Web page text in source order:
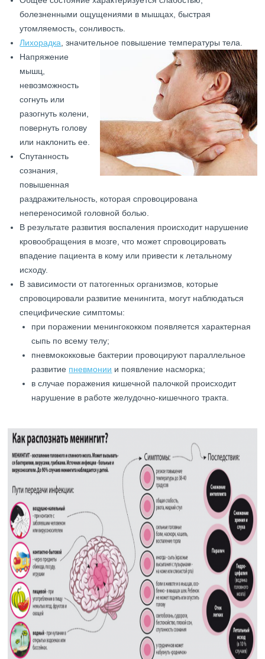
болезненными ощущениями в мышцах, быстрая
утомляемость, сонливость.
Лихорадка, значительное повышение температуры тела.
Напряжение
мышц,
невозможность
согнуть или
разогнуть колени,
повернуть голову
или наклонить ее.
Спутанность
сознания,
повышенная
раздражительность, которая спровоцирована
непереносимой головной болью.
В результате развития воспаления происходит нарушение
кровообращения в мозге, что может спровоцировать
впадение пациента в кому или привести к летальному
исходу.
В зависимости от патогенных организмов, которые
спровоцировали развитие менингита, могут наблюдаться
специфические симптомы:
при поражении менингококком появляется характерная
сыпь по всему телу;
пневмококковые бактерии провоцируют параллельное
развитие пневмонии и появление насморка;
в случае поражения кишечной палочкой происходит
нарушение в работе желудочно-кишечного тракта.